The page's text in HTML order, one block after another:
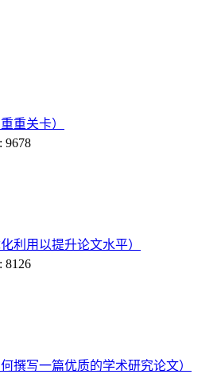
重关卡）
9678
利用以提升论文水平）
8126
撰写一篇优质的学术研究论文）